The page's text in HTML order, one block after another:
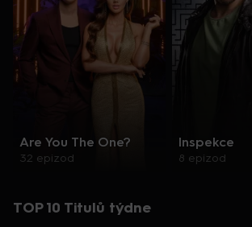
Are You The One?
32 epizod
Inspekce
8 epizod
TOP 10 Titulů týdne